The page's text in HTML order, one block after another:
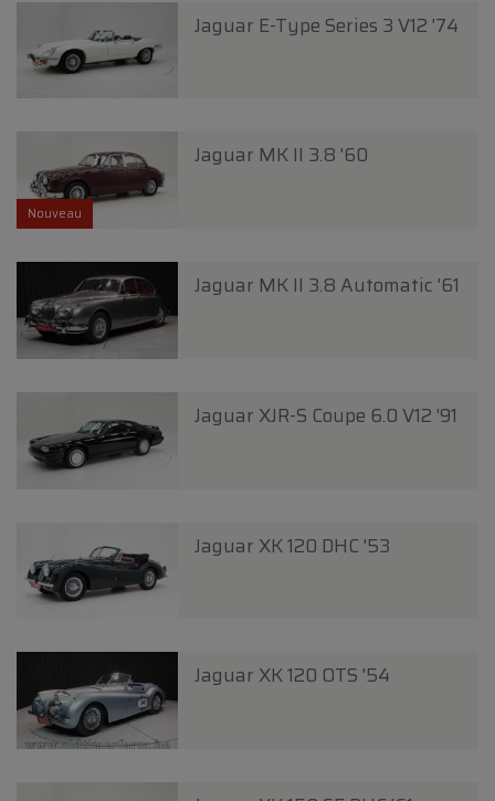
Jaguar E-Type Series 3 V12 '74
Nouveau
Jaguar MK II 3.8 '60
Jaguar MK II 3.8 Automatic '61
Jaguar XJR-S Coupe 6.0 V12 '91
Jaguar XK 120 DHC '53
Jaguar XK 120 OTS '54